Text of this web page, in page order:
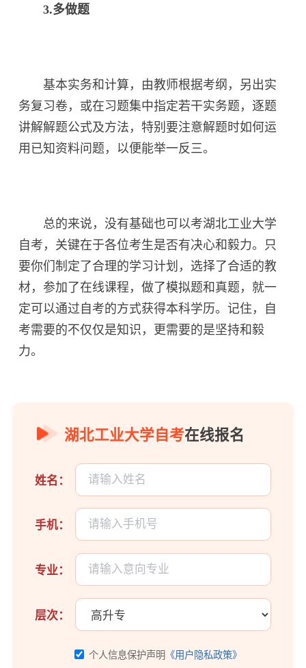
3.多做题
基本实务和计算，由教师根据考纲，另出实
务复习卷，或在习题集中指定若干实务题，逐题
讲解解题公式及方法，特别要注意解题时如何运
用已知资料问题，以便能举一反三。
总的来说，没有基础也可以考湖北工业大学
自考，关键在于各位考生是否有决心和毅力。只
要你们制定了合理的学习计划，选择了合适的教
材，参加了在线课程，做了模拟题和真题，就一
定可以通过自考的方式获得本科学历。记住，自
考需要的不仅仅是知识，更需要的是坚持和毅
力。
湖北工业大学自考在线报名
姓名：
手机：
专业：
层次：
个人信息保护声明 《用户隐私政策》